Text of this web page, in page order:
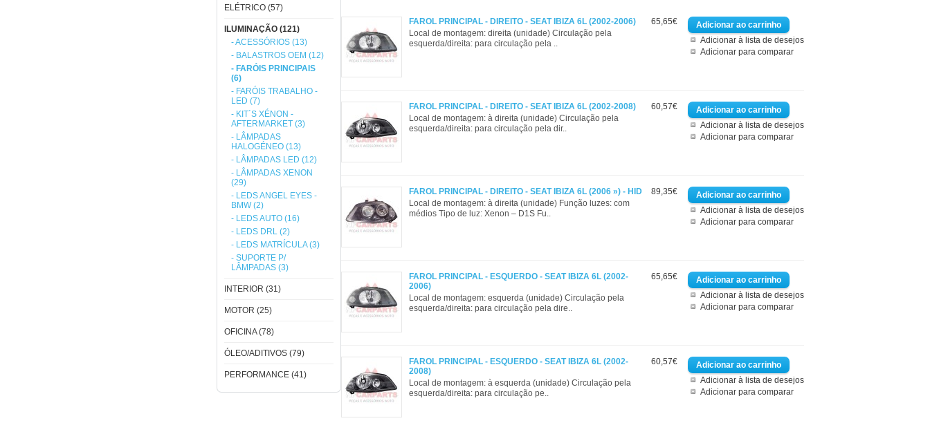
ELÉTRICO (57)
ILUMINAÇÃO (121)
- ACESSÓRIOS (13)
- BALASTROS OEM (12)
- FARÓIS PRINCIPAIS
(6)
- FARÓIS TRABALHO -
LED (7)
- KIT´S XÉNON -
AFTERMARKET (3)
- LÂMPADAS
HALOGÉNEO (13)
- LÂMPADAS LED (12)
- LÂMPADAS XENON
(29)
- LEDS ANGEL EYES -
BMW (2)
- LEDS AUTO (16)
- LEDS DRL (2)
- LEDS MATRÍCULA (3)
- SUPORTE P/
LÂMPADAS (3)
INTERIOR (31)
MOTOR (25)
OFICINA (78)
ÓLEO/ADITIVOS (79)
PERFORMANCE (41)
Adicionar à lista de desejos
Adicionar para comparar
65,65€
FAROL PRINCIPAL - DIREITO - SEAT IBIZA 6L (2002-2006)
Local de montagem: direita (unidade) Circulação pela
esquerda/direita: para circulação pela ..
Adicionar à lista de desejos
Adicionar para comparar
60,57€
FAROL PRINCIPAL - DIREITO - SEAT IBIZA 6L (2002-2008)
Local de montagem: à direita (unidade) Circulação pela
esquerda/direita: para circulação pela dir..
Adicionar à lista de desejos
Adicionar para comparar
89,35€
FAROL PRINCIPAL - DIREITO - SEAT IBIZA 6L (2006 ») - HID
Local de montagem: à direita (unidade) Função luzes: com
médios Tipo de luz: Xenon – D1S Fu..
Adicionar à lista de desejos
Adicionar para comparar
65,65€
FAROL PRINCIPAL - ESQUERDO - SEAT IBIZA 6L (2002-
2006)
Local de montagem: esquerda (unidade) Circulação pela
esquerda/direita: para circulação pela dire..
Adicionar à lista de desejos
Adicionar para comparar
60,57€
FAROL PRINCIPAL - ESQUERDO - SEAT IBIZA 6L (2002-
2008)
Local de montagem: à esquerda (unidade) Circulação pela
esquerda/direita: para circulação pe..